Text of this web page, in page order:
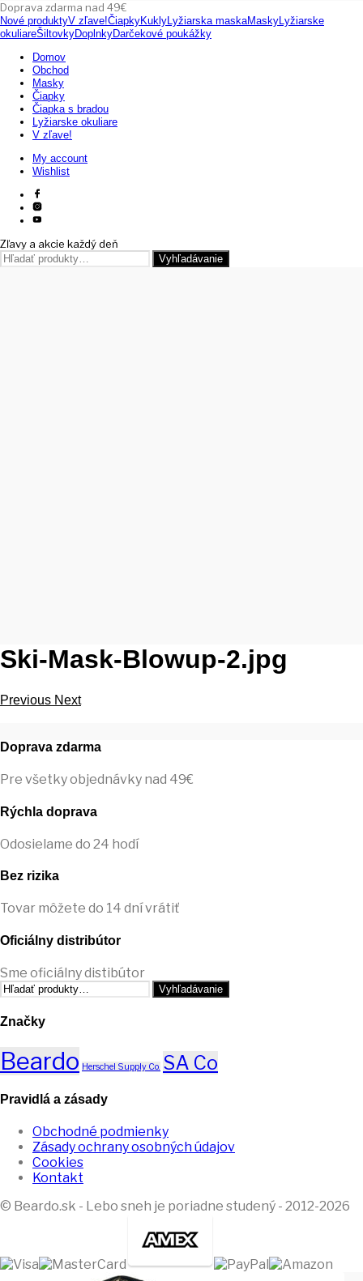
Doprava zdarma nad 49€
Nové produktyV zľave!ČiapkyKuklyLyžiarska maskaMaskyLyžiarske
okuliareŠiltovkyDoplnkyDarčekové poukážky
Domov
Obchod
Masky
Čiapky
Čiapka s bradou
Lyžiarske okuliare
V zľave!
My account
Wishlist
Zľavy a akcie každý deň
Hľadať: Vyhľadávanie
Ski-Mask-Blowup-2.jpg
Previous Next
Doprava zdarma
Pre všetky objednávky nad 49€
Rýchla doprava
Odosielame do 24 hodí
Bez rizika
Tovar môžete do 14 dní vrátiť
Oficiálny distribútor
Sme oficiálny distibútor
Hľadať: Vyhľadávanie
Značky
Beardo Herschel Supply Co. SA Co
Pravidlá a zásady
Obchodné podmienky
Zásady ochrany osobných údajov
Cookies
Kontakt
© Beardo.sk - Lebo sneh je poriadne studený - 2012-2026